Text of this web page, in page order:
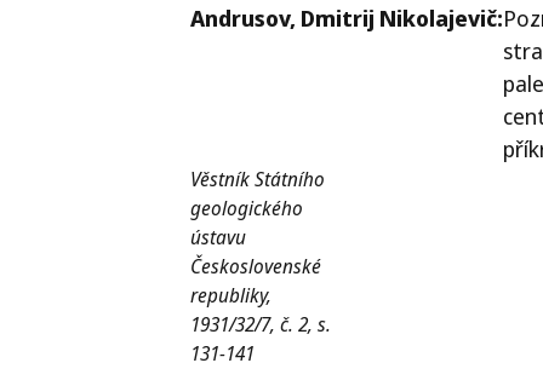
Andrusov, Dmitrij Nikolajevič:
Věstník Státního
geologického
ústavu
Československé
republiky,
1931/32/7, č. 2, s.
131-141